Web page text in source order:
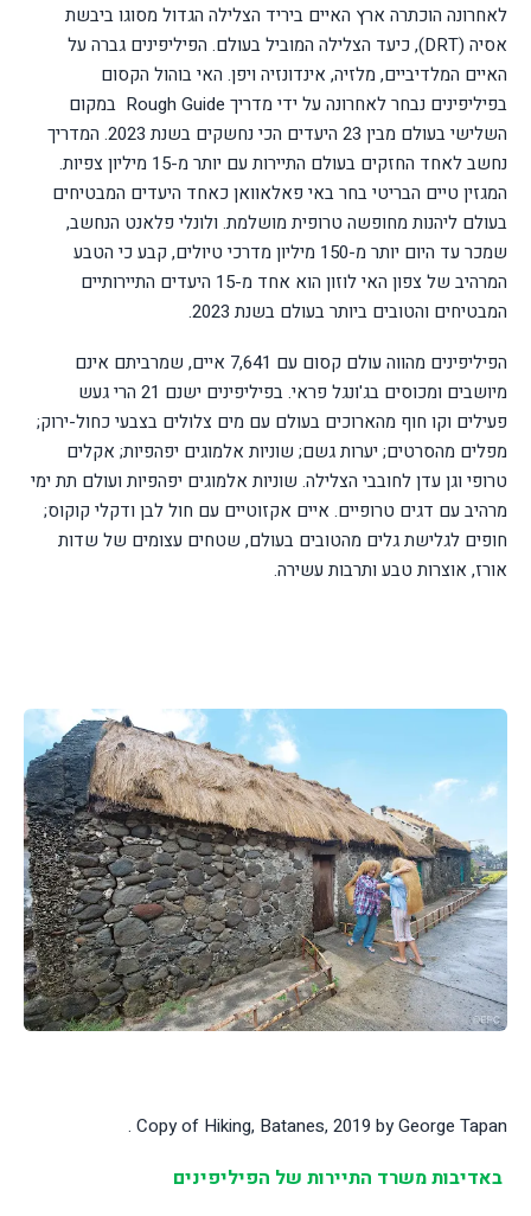
לאחרונה הוכתרה ארץ האיים ביריד הצלילה הגדול מסוגו ביבשת
אסיה (DRT), כיעד הצלילה המוביל בעולם. הפיליפינים גברה על
האיים המלדיביים, מלזיה, אינדונזיה ויפן. האי בוהול הקסום
בפיליפינים נבחר לאחרונה על ידי מדריך Rough Guide במקום
השלישי בעולם מבין 23 היעדים הכי נחשקים בשנת 2023. המדריך
נחשב לאחד החזקים בעולם התיירות עם יותר מ-15 מיליון צפיות.
המגזין טיים הבריטי בחר באי פאלאוואן כאחד היעדים המבטיחים
בעולם ליהנות מחופשה טרופית מושלמת. ולונלי פלאנט הנחשב,
שמכר עד היום יותר מ-150 מיליון מדרכי טיולים, קבע כי הטבע
המרהיב של צפון האי לוזון הוא אחד מ-15 היעדים התיירותיים
המבטיחים והטובים ביותר בעולם בשנת 2023.
הפיליפינים מהווה עולם קסום עם 7,641 איים, שמרביתם אינם
מיושבים ומכוסים בג'ונגל פראי. בפיליפינים ישנם 21 הרי געש
פעילים וקו חוף מהארוכים בעולם עם מים צלולים בצבעי כחול-ירוק;
מפלים מהסרטים; יערות גשם; שוניות אלמוגים יפהפיות; אקלים
טרופי וגן עדן לחובבי הצלילה. שוניות אלמוגים יפהפיות ועולם תת ימי
מרהיב עם דגים טרופיים. איים אקזוטיים עם חול לבן ודקלי קוקוס;
חופים לגלישת גלים מהטובים בעולם, שטחים עצומים של שדות
אורז, אוצרות טבע ותרבות עשירה.
Copy of Hiking, Batanes, 2019 by George Tapan .
באדיבות משרד התיירות של הפיליפינים